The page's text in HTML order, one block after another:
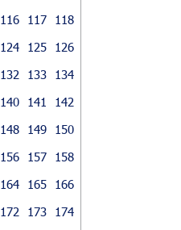
116 117
118
124 125
126
132 133
134
140 141
142
148 149
150
156 157
158
164 165
166
172 173
174